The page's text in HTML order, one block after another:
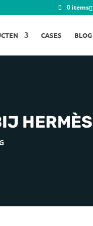
0 items
CASES BLOG
HERMÈS